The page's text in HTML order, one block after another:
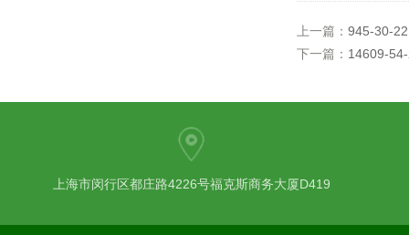
上一篇： 945-30-
下一篇： 14609-
上海市闵行区都庄路4226号福克斯商务大厦D419